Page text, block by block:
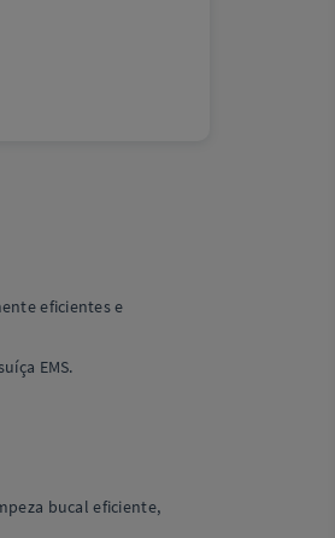
eficientes e
EMS.
bucal eficiente,